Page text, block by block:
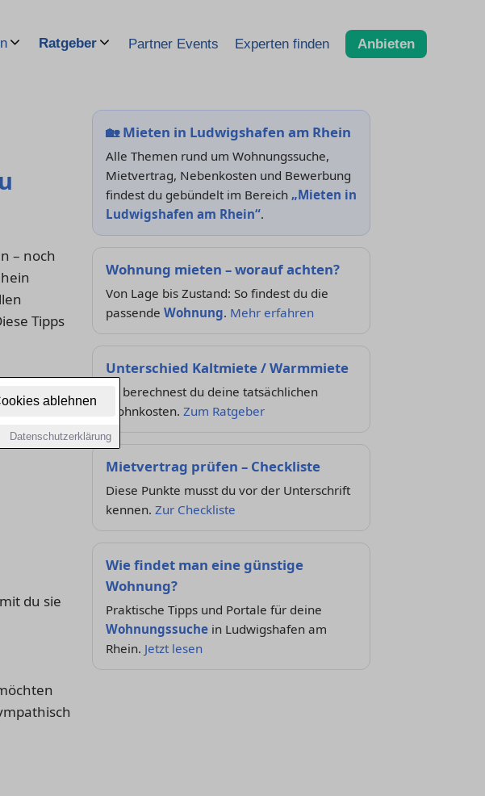
ablehnen
Datenschutzerklärung
Ratgeber Partner Events Experten finden Anbieten
– noch
Tipps
du sie
🏡Mieten in Ludwigshafen am Rhein
Alle Themen rund um Wohnungssuche,
Mietvertrag, Nebenkosten und Bewerbung
findest du gebündelt im Bereich „Mieten in
Ludwigshafen am Rhein“.
Wohnung mieten – worauf achten?
Von Lage bis Zustand: So findest du die
passende Wohnung. Mehr erfahren
Unterschied Kaltmiete / Warmmiete
So berechnest du deine tatsächlichen
Wohnkosten. Zum Ratgeber
Mietvertrag prüfen – Checkliste
Diese Punkte musst du vor der Unterschrift
kennen. Zur Checkliste
Wie findet man eine günstige
Wohnung?
Praktische Tipps und Portale für deine
Wohnungssuchein Ludwigshafen am
Rhein. Jetzt lesen